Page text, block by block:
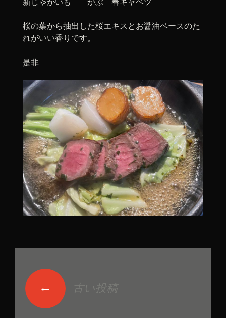
桜の葉から抽出した桜エキスとお醤油ベースのた
れがいい香りです。
是非
投稿ナビゲーショ
← 古い投稿